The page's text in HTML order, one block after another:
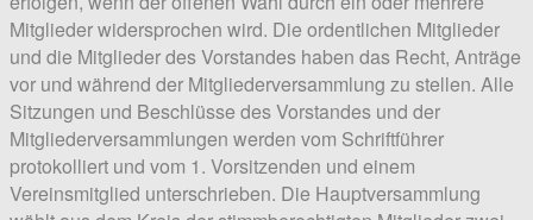
Mitglieder widersprochen wird. Die ordentlichen Mitglieder
und die Mitglieder des Vorstandes haben das Recht, Anträge
vor und während der Mitgliederversammlung zu stellen. Alle
Sitzungen und Beschlüsse des Vorstandes und der
Mitgliederversammlungen werden vom Schriftführer
protokolliert und vom 1. Vorsitzenden und einem
Vereinsmitglied unterschrieben. Die Hauptversammlung